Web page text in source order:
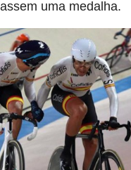
uma medalha.